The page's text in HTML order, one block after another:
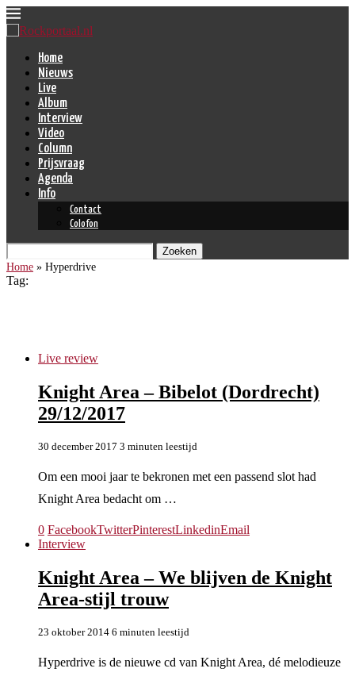
Home
Nieuws
Live
Album
Interview
Video
Column
Prijsvraag
Agenda
Info
Contact
Colofon
Zoeken
Home » Hyperdrive
Tag:
Live review
Knight Area – Bibelot (Dordrecht)
29/12/2017
30 december 2017 3 minuten leestijd
Om een mooi jaar te bekronen met een passend slot had
Knight Area bedacht om …
0 FacebookTwitterPinterestLinkedinEmail
Interview
Knight Area – We blijven de Knight
Area-stijl trouw
23 oktober 2014 6 minuten leestijd
Hyperdrive is de nieuwe cd van Knight Area, dé melodieuze